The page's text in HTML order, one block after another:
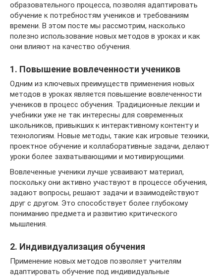
образовательного процесса, позволяя адаптировать
обучение к потребностям учеников и требованиям
времени. В этом посте мы рассмотрим, насколько
полезно использование новых методов в уроках и как
они влияют на качество обучения.
1. Повышение вовлеченности учеников
Одним из ключевых преимуществ применения новых
методов в уроках является повышение вовлеченности
учеников в процесс обучения. Традиционные лекции и
учебники уже не так интересны для современных
школьников, привыкших к интерактивному контенту и
технологиям. Новые методы, такие как игровые техники,
проектное обучение и коллаборативные задачи, делают
уроки более захватывающими и мотивирующими.
Вовлеченные ученики лучше усваивают материал,
поскольку они активно участвуют в процессе обучения,
задают вопросы, решают задачи и взаимодействуют
друг с другом. Это способствует более глубокому
пониманию предмета и развитию критического
мышления.
2. Индивидуализация обучения
Применение новых методов позволяет учителям
адаптировать обучение под индивидуальные